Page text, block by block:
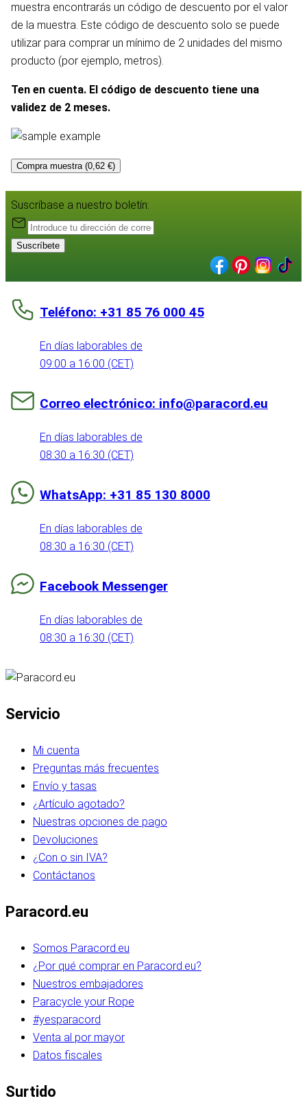
muestra encontrarás un código de descuento por el valor
de la muestra. Este código de descuento solo se puede
utilizar para comprar un mínimo de 2 unidades del mismo
producto (por ejemplo, metros).
Ten en cuenta. El código de descuento tiene una
validez de 2 meses.
Compra muestra (0,62 €)
Suscríbase a nuestro boletín:
Suscríbete
Teléfono: +31 85 76 000 45
En días laborables de
09:00 a 16:00 (CET)
Correo electrónico: info@paracord.eu
En días laborables de
08:30 a 16:30 (CET)
WhatsApp: +31 85 130 8000
En días laborables de
08:30 a 16:30 (CET)
Facebook Messenger
En días laborables de
08:30 a 16:30 (CET)
Servicio
Mi cuenta
Preguntas más frecuentes
Envío y tasas
¿Artículo agotado?
Nuestras opciones de pago
Devoluciones
¿Con o sin IVA?
Contáctanos
Paracord.eu
Somos Paracord.eu
¿Por qué comprar en Paracord.eu?
Nuestros embajadores
Paracycle your Rope
#yesparacord
Venta al por mayor
Datos fiscales
Surtido